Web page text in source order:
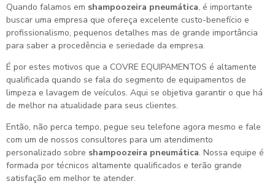
Quando falamos em shampoozeira pneumática, é importante
buscar uma empresa que ofereça excelente custo-benefício e
profissionalismo, pequenos detalhes mas de grande importância
para saber a procedência e seriedade da empresa.
É por estes motivos que a COVRE EQUIPAMENTOS é altamente
qualificada quando se fala do segmento de equipamentos de
limpeza e lavagem de veículos. Aqui se objetiva garantir o que há
de melhor na atualidade para seus clientes.
Então, não perca tempo, pegue seu telefone agora mesmo e fale
com um de nossos consultores para um atendimento
personalizado sobre shampoozeira pneumática. Nossa equipe é
formada por técnicos altamente qualificados e terão grande
satisfação em melhor te atender.